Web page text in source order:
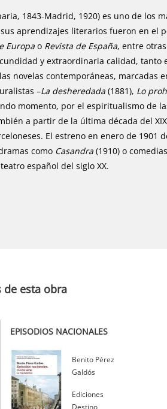
1843-Madrid, 1920) es uno de los
aprendizajes literarios fueron en el
Europao Revista de España, entre
y extraordinaria calidad, tanto
novelas contemporáneas, marcadas
–La desheredada(1881), Lo
momento, por el espiritualismo de
a partir de la última década del
El estreno en enero de 1901
como Casandra (1910) o
español del siglo XX.
de esta obra
EPISODIOS NACIONALES
Autor
Benito Pérez
Galdós
Editorial
Ediciones
Destino